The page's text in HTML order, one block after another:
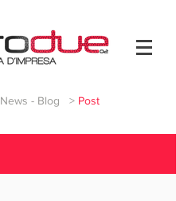
News - Blog > Post